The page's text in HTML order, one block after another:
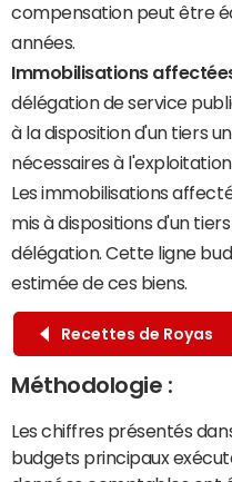
compensation peut être
années.
Immobilisations
délégation de service
à la disposition d'un tiers
nécessaires à
Les immobilisations
mis à dispositions d'un
délégation. Cette ligne
estimée de ces biens.
Recettes de Royas
Méthodologie :
Les chiffres présentés
budgets principaux